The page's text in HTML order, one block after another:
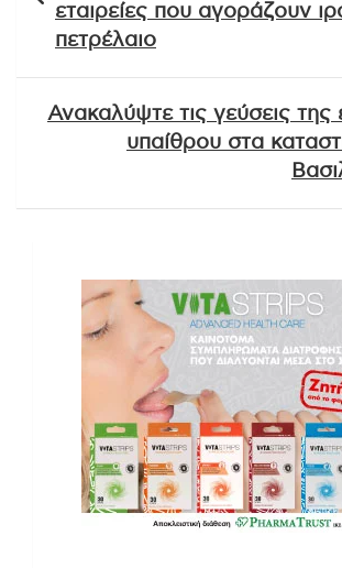
εταιρείες που αγοράζουν
πετρέλαιο
Ανακαλύψτε τις γεύσεις της
υπαίθρου στα